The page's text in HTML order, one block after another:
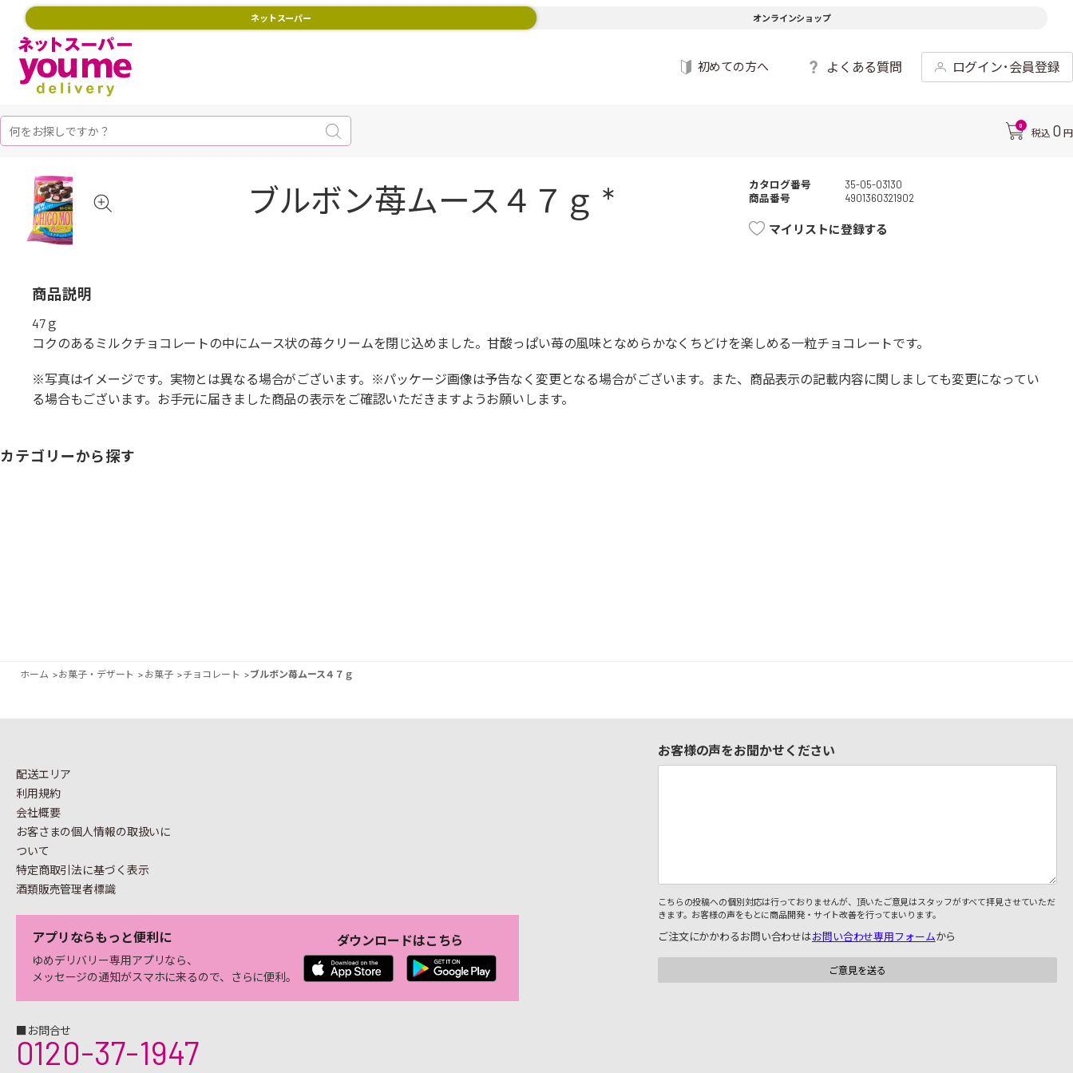
ネットスーパー オンラインショップ
初めての方へ よくある質問 ログイン･会員登録
0
税込 0 円
ブルボン苺ムース４７ｇ * カタログ番号
35-05-03130
商品番号
4901360321902
マイリストに登録する
商品説明
47ｇ
コクのあるミルクチョコレートの中にムース状の苺クリームを閉じ込めました。甘酸っぱい苺の風味となめらかなくちどけを楽しめる一粒チョコレートです。
※写真はイメージです。実物とは異なる場合がございます。※パッケージ画像は予告なく変更となる場合がございます。また、商品表示の記載内容に関しましても変更になってい
る場合もございます。お手元に届きました商品の表示をご確認いただきますようお願いします。
カテゴリーから探す
ホーム >お菓子・デザート > お菓子 >チョコレート >ブルボン苺ムース４７ｇ
配送エリア
利用規約
会社概要
お客さまの個人情報の取扱いに
ついて
特定商取引法に基づく表示
酒類販売管理者標識
アプリならもっと便利に
ゆめデリバリー専用アプリなら、
メッセージの通知がスマホに来るので、さらに便利。
ダウンロードはこちら
■お問合せ
0120-37-1947
お客様の声をお聞かせください
こちらの投稿への個別対応は行っておりませんが、頂いたご意見はスタッフがすべて拝見させていただ
きます。お客様の声をもとに商品開発・サイト改善を行ってまいります。
ご注文にかかわるお問い合わせはお問い合わせ専用フォームから